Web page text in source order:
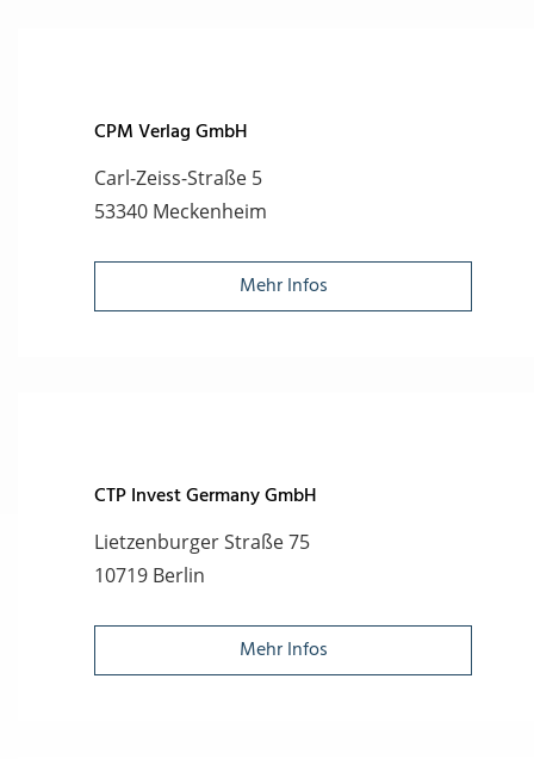
CPM Verlag GmbH
Carl-Zeiss-Straße 5
53340 Meckenheim
Mehr Infos
CTP Invest Germany GmbH
Lietzenburger Straße 75
10719 Berlin
Mehr Infos